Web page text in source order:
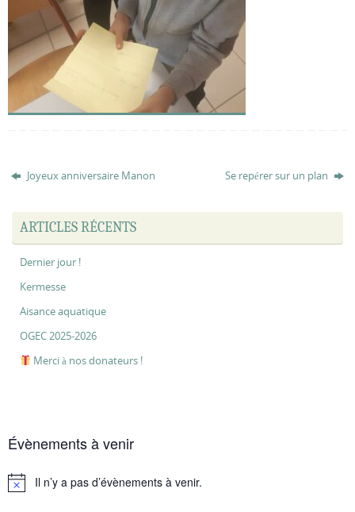
Joyeux anniversaire Manon Se repérer sur un plan
ARTICLES RÉCENTS
Dernier jour !
Kermesse
Aisance aquatique
OGEC 2025-2026
Merci à nos donateurs !
Évènements à venir
NoticeIl n’y a pas d’évènements à venir.